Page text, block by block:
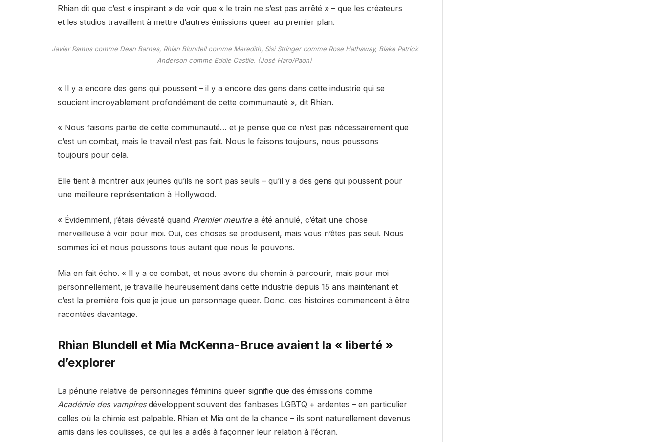
Rhian dit que c’est « inspirant » de voir que « le train ne s’est pas arrêté » – que les créateurs
et les studios travaillent à mettre d’autres émissions queer au premier plan.
Javier Ramos comme Dean Barnes, Rhian Blundell comme Meredith, Sisi Stringer comme Rose Hathaway, Blake Patrick
Anderson comme Eddie Castile. (José Haro/Paon)
« Il y a encore des gens qui poussent – il y a encore des gens dans cette industrie qui se
soucient incroyablement profondément de cette communauté », dit Rhian.
« Nous faisons partie de cette communauté… et je pense que ce n’est pas nécessairement que
c’est un combat, mais le travail n’est pas fait. Nous le faisons toujours, nous poussons
toujours pour cela.
Elle tient à montrer aux jeunes qu’ils ne sont pas seuls – qu’il y a des gens qui poussent pour
une meilleure représentation à Hollywood.
« Évidemment, j’étais dévasté quand Premier meurtrea été annulé, c’était une chose
merveilleuse à voir pour moi. Oui, ces choses se produisent, mais vous n’êtes pas seul. Nous
sommes ici et nous poussons tous autant que nous le pouvons.
Mia en fait écho. « Il y a ce combat, et nous avons du chemin à parcourir, mais pour moi
personnellement, je travaille heureusement dans cette industrie depuis 15 ans maintenant et
c’est la première fois que je joue un personnage queer. Donc, ces histoires commencent à être
racontées davantage.
Rhian Blundell et Mia McKenna-Bruce avaient la « liberté »
d’explorer
La pénurie relative de personnages féminins queer signifie que des émissions comme
Académie des vampires développent souvent des fanbases LGBTQ + ardentes – en particulier
celles où la chimie est palpable. Rhian et Mia ont de la chance – ils sont naturellement devenus
amis dans les coulisses, ce qui les a aidés à façonner leur relation à l’écran.